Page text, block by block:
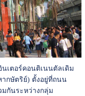
เตอร์คอนติเนนตัลเดิม
กษัตริย์) ตั้งอยู่ที่ถนน
กันระหว่างกลุ่ม